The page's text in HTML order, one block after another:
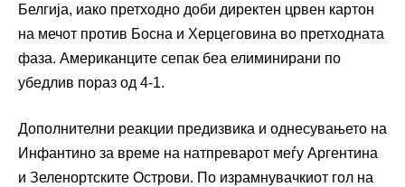
Белгија, иако претходно доби директен црвен картон
на мечот против Босна и Херцеговина во претходната
фаза. Американците сепак беа елиминирани по
убедлив пораз од 4-1.
Дополнителни реакции предизвика и однесувањето на
Инфантино за време на натпреварот меѓу Аргентина
и Зеленортските Острови. По израмнувачкиот гол на